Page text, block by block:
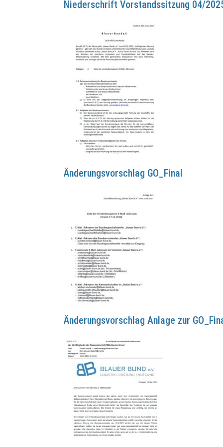
Niederschrift Vorstandssitzung 04/
Änderungsvorschlag GO_Final
Änderungsvorschlag Anlage zur